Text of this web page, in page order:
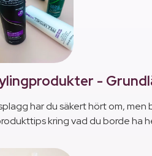
-
har du säkert hört om, men
kring vad du borde ha